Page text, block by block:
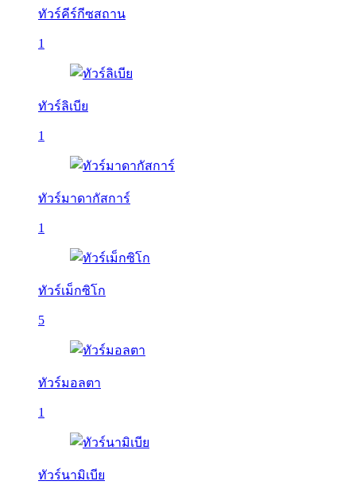
ทัวร์คีร์กีซสถาน
1
ทัวร์ลิเบีย
1
ทัวร์มาดากัสการ์
1
ทัวร์เม็กซิโก
5
ทัวร์มอลตา
1
ทัวร์นามิเบีย